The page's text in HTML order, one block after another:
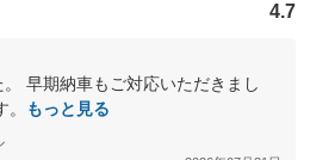
4.7
早期納車もご対応いただきまし
もっと見る